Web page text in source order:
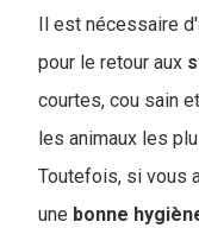
Il est nécessaire
pour le retour aux
courtes, cou sain
les animaux les
Toutefois, si vous
une bonne